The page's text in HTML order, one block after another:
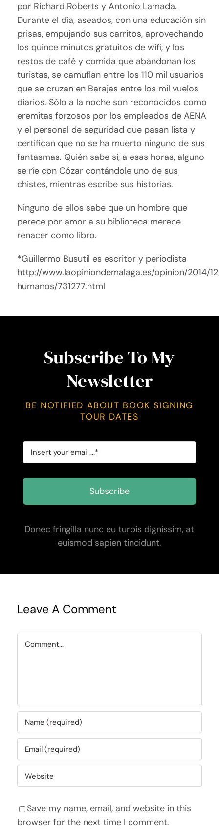
por Richard Roberts y Antonio Lamada.
Durante el día, aseados, con una educación sin
prisas, empujando sus carritos, aprovechando
los quince minutos gratuitos de wifi, y los
restos de café y comida que abandonan los
turistas, se camuflan entre los 110 mil usuarios
que se cruzan en Barajas entre los mil vuelos
diarios. Sólo a la noche son reconocidos como
eremitas forzosos por los empleados de AENA
y el personal de seguridad que pasan lista y
certifican que no se ha muerto ninguno de sus
fantasmas. Quién sabe si, a esas horas, alguno
se ríe con Cózar contándole uno de sus
chistes, mientras escribe sus historias.
Ninguno de ellos sabe que un hombre que
perece por amor a su biblioteca merece
renacer como libro.
*Guillermo Busutil es escritor y periodista
http://www.laopiniondemalaga.es/opinion/2014/
humanos/731277.html
Subscribe To My
Newsletter
BE NOTIFIED ABOUT BOOK SIGNING
TOUR DATES
Subscribe
Donec fringilla nunc eu turpis dignissim, at
euismod sapien tincidunt.
Leave A Comment
Comment
Save my name, email, and website in this
browser for the next time I comment.